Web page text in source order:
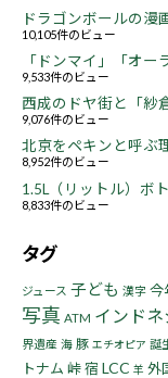
ドラゴンボールの漫
10,105件のビュー
「ドンマイ」「オ
9,533件のビュー
西成のドヤ街と「紗
9,076件のビュー
北京をペキンと呼ぶ
8,952件のビュー
1.5L（リットル）ボ
8,833件のビュー
タグ
ジュース 子ども 漢字 今
写真 ATM インドネ
界遺産 海 豚 エチオピア 誕
トナム 峠宿 LCC 羊 外